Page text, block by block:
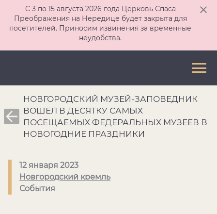
С 3 по 15 августа 2026 года Церковь Спаса
Преображения на Нередице будет закрыта для
посетителей. Приносим извинения за временные
неудобства.
НОВГОРОДСКИЙ МУЗЕЙ-ЗАПОВЕДНИК
ВОШЕЛ В ДЕСЯТКУ САМЫХ
ПОСЕЩАЕМЫХ ФЕДЕРАЛЬНЫХ МУЗЕЕВ В
НОВОГОДНИЕ ПРАЗДНИКИ
12 января 2023
Новгородский кремль
События